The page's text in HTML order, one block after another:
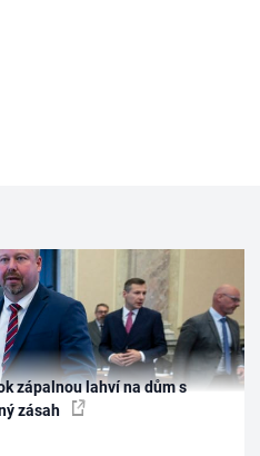
zápalnou lahví na dům s
zásah